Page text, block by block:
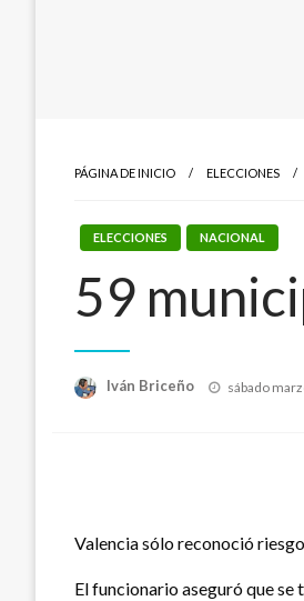
PÁGINA DE INICIO ELECCIONES
ELECCIONES NACIONAL
59
Iván Briceño
Publicado
sábado
Valencia sólo reconoció
El funcionario aseguró que